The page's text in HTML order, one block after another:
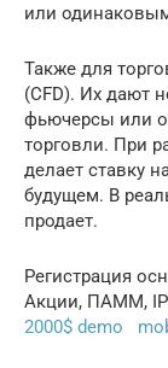
или
Также для
(CFD). Их дают
фьючерсы или
торговли. При
делает ставку
будущем. В
продает.
Регистрация
Акции, ПАММ,
2000$ demo